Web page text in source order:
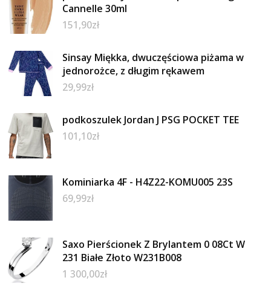
Cannelle 30ml
151,90zł
Sinsay Miękka, dwuczęściowa piżama w
jednorożce, z długim rękawem
29,99zł
podkoszulek Jordan J PSG POCKET TEE
101,10zł
Kominiarka 4F - H4Z22-KOMU005 23S
69,99zł
Saxo Pierścionek Z Brylantem 0 08Ct W
231 Białe Złoto W231B008
1 300,00zł